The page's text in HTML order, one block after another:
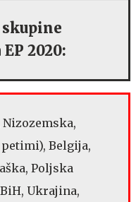
2020:
Belgija,
Poljska
Ukrajina,